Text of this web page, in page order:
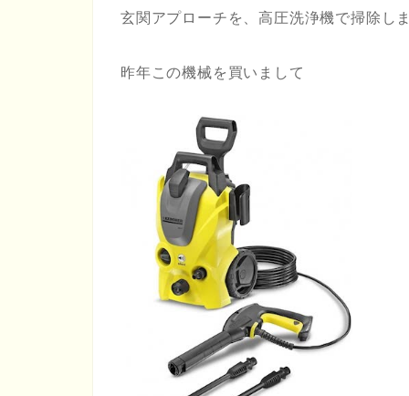
玄関アプローチを、高圧洗浄機で掃除し
昨年この機械を買いまして